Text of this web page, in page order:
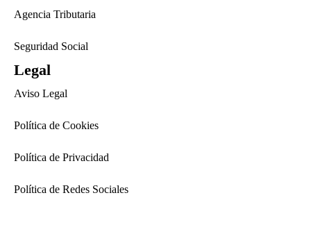
Agencia Tributaria
Seguridad Social
Legal
Aviso Legal
Política de Cookies
Política de Privacidad
Política de Redes Sociales